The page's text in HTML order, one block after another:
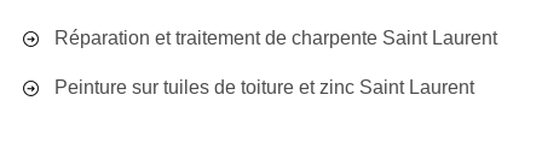
Réparation et traitement de charpente Saint Laurent
Peinture sur tuiles de toiture et zinc Saint Laurent